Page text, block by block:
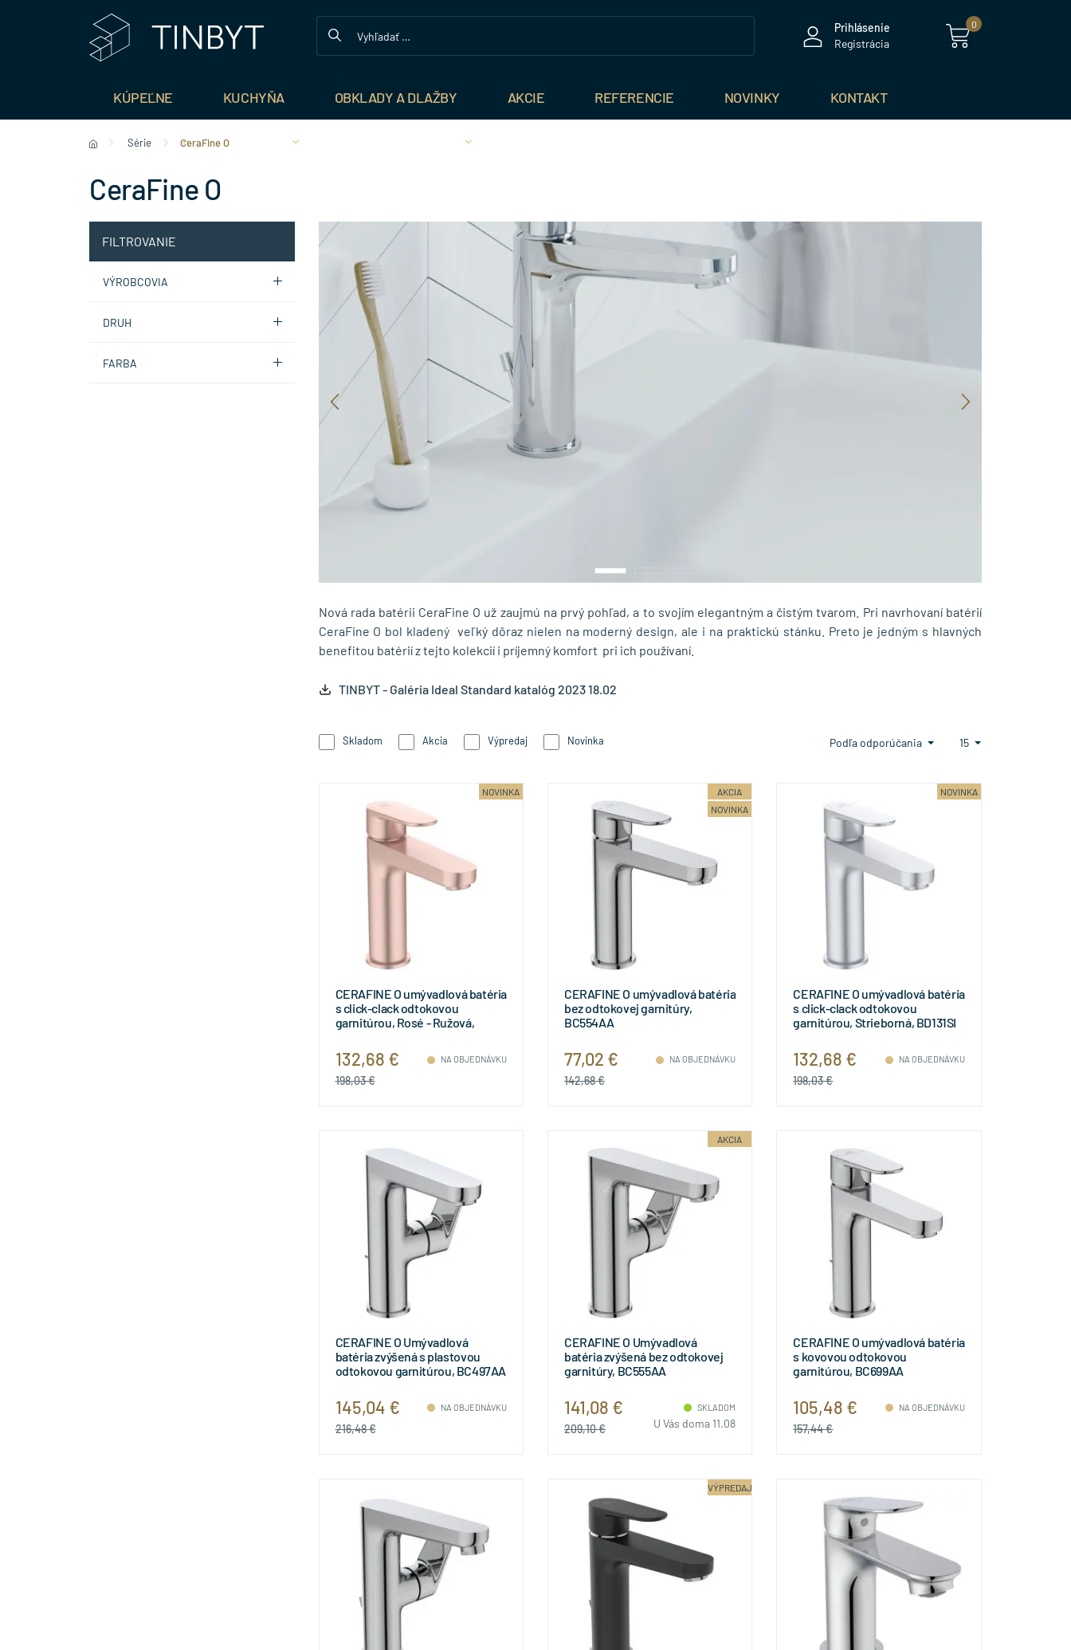
Prihlásenie
Registrácia
0
KÚPEĽNE KUCHYŇA OBKLADY A DLAŽBY AKCIE REFERENCIE NOVINKY KONTAKT
Série CeraFine O
CeraFine O
FILTROVANIE
VÝROBCOVIA
DRUH
FARBA
Nová rada batérii CeraFine O už zaujmú na prvý pohľad, a to svojím elegantným a čistým tvarom. Pri navrhovaní batérií
CeraFine O bol kladený veľký dôraz nielen na moderný design, ale i na praktickú stánku. Preto je jedným s hlavných
benefitou batérií z tejto kolekcií i príjemný komfort pri ich používaní.
TINBYT - Galéria Ideal Standard katalóg 2023 18.02
Skladom Akcia Výpredaj Novinka Podľa odporúčania 15
NOVINKA
CERAFINE O umývadlová batéria
s click-clack odtokovou
garnitúrou, Rosé - Ružová,
132,68 €
198,03 €
NA OBJEDNÁVKU
AKCIA
NOVINKA
CERAFINE O umývadlová batéria
bez odtokovej garnitúry,
BC554AA
77,02 €
142,68 €
NA OBJEDNÁVKU
NOVINKA
CERAFINE O umývadlová batéria
s click-clack odtokovou
garnitúrou, Strieborná, BD131SI
132,68 €
198,03 €
NA OBJEDNÁVKU
CERAFINE O Umývadlová
batéria zvýšená s plastovou
odtokovou garnitúrou, BC497AA
145,04 €
216,48 €
NA OBJEDNÁVKU
AKCIA
CERAFINE O Umývadlová
batéria zvýšená bez odtokovej
garnitúry, BC555AA
141,08 €
209,10 €
SKLADOM
U Vás doma 11.08
CERAFINE O umývadlová batéria
s kovovou odtokovou
garnitúrou, BC699AA
105,48 €
157,44 €
NA OBJEDNÁVKU
VÝPREDAJ